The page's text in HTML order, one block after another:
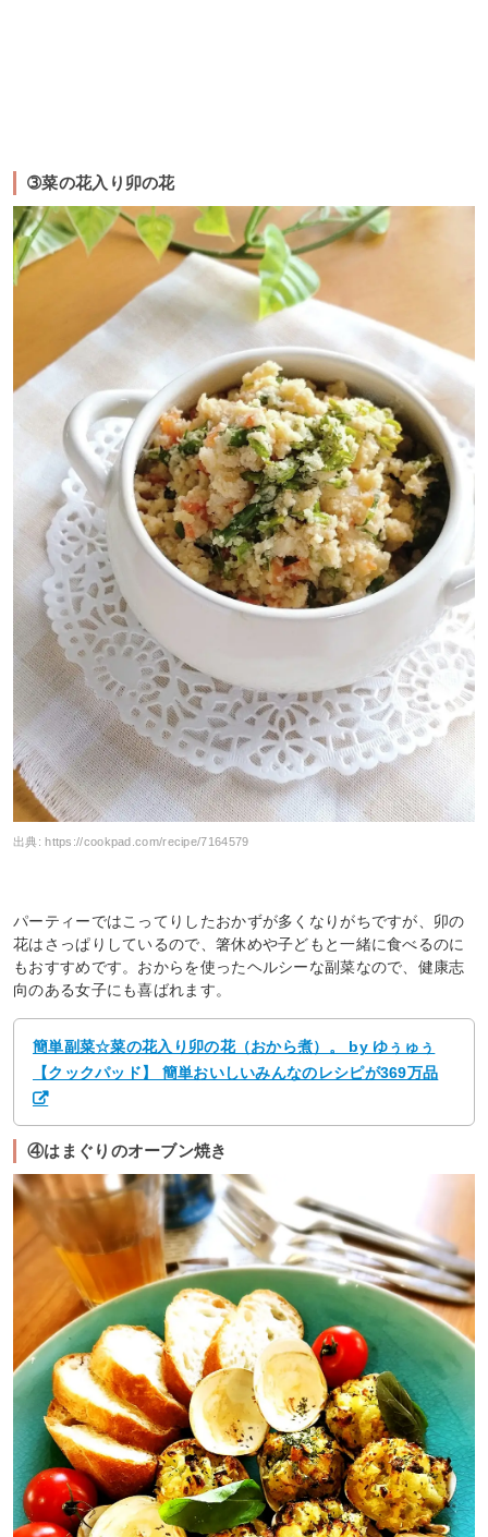
➂菜の花入り卯の花
出典:https://cookpad.com/recipe/7164579
パーティーではこってりしたおかずが多くなりがちですが、卯の
花はさっぱりしているので、箸休めや子どもと一緒に食べるのに
もおすすめです。おからを使ったヘルシーな副菜なので、健康志
向のある女子にも喜ばれます。
簡単副菜☆菜の花入り卯の花（おから煮）。 by ゆぅゅぅ
【クックパッド】 簡単おいしいみんなのレシピが369万品
④はまぐりのオーブン焼き